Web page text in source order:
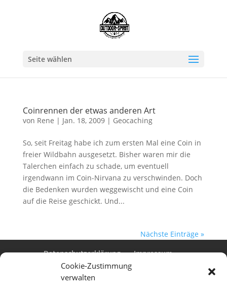
Cookie-Zustimmung
verwalten
Seite wählen
Coinrennen der etwas anderen Art
von Rene | Jan. 18, 2009| Geocaching
So, seit Freitag habe ich zum ersten Mal eine Coin in
freier Wildbahn ausgesetzt. Bisher waren mir die
Talerchen einfach zu schade, um eventuell
irgendwann im Coin-Nirvana zu verschwinden. Doch
die Bedenken wurden weggewischt und eine Coin
auf die Reise geschickt. Und...
Nächste Einträge »
Datenschutzerklärung
Impressum
Cookie-Richtlinie (EU)